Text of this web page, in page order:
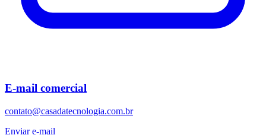
E-mail comercial
contato@casadatecnologia.com.br
Enviar e-mail